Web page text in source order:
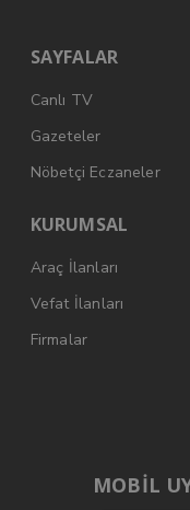
SAYFALAR
Canlı TV
Gazeteler
Nöbetçi Eczaneler
KURUMSAL
Araç İlanları
Vefat İlanları
Firmalar
MOBİL